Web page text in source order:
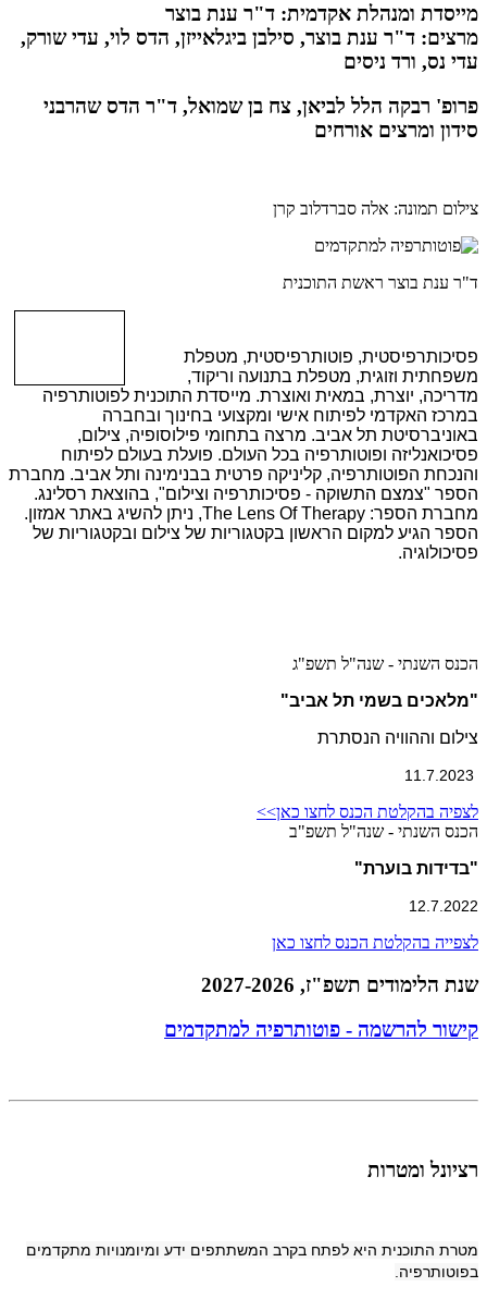
מייסדת ומנהלת אקדמית: ד"ר ענת בוצר
מרצים: ד"ר ענת בוצר, סילבן ביגלאייזן, הדס לוי, עדי שורק,
עדי נס, ורד ניסים
פרופ' רבקה הלל לביאן, צח בן שמואל, ד"ר הדס שהרבני
סידון ומרצים אורחים
צילום תמונה: אלה סברדלוב קרן
ד"ר ענת בוצר ראשת התוכנית
פסיכותרפיסטית, פוטותרפיסטית, מטפלת
משפחתית וזוגית, מטפלת בתנועה וריקוד,
מדריכה, יוצרת, במאית ואוצרת. מייסדת התוכנית לפוטותרפיה
במרכז האקדמי לפיתוח אישי ומקצועי בחינוך ובחברה
באוניברסיטת תל אביב. מרצה בתחומי פילוסופיה, צילום,
פסיכואנליזה ופוטותרפיה בכל העולם. פועלת בעולם לפיתוח
והנכחת הפוטותרפיה, קליניקה פרטית בבנימינה ותל אביב. מחברת
הספר "צמצם התשוקה - פסיכותרפיה וצילום", בהוצאת רסלינג.
מחברת הספר: The Lens Of Therapy, ניתן להשיג באתר אמזון.
הספר הגיע למקום הראשון בקטגוריות של צילום ובקטגוריות של
פסיכולוגיה.
הכנס השנתי - שנה"ל תשפ"ג
"מלאכים בשמי תל אביב"
צילום וההוויה הנסתרת
לצפיה בהקלטת הכנס לחצו כאן>>
הכנס השנתי - שנה"ל תשפ"ב
"בדידות בוערת"
12.7.2022
לצפייה בהקלטת הכנס לחצו כאן
שנת הלימודים תשפ"ז, 2027-2026
קישור להרשמה - פוטותרפיה למתקדמים
רציונל ומטרות
מטרת התוכנית היא לפתח בקרב המשתתפים ידע ומיומנויות מתקדמים
בפוטותרפיה.